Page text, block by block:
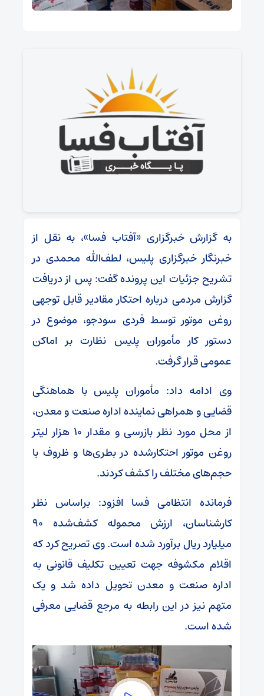
به گزارش خبرگزاری «آفتاب فسا»، به نقل از
خبرنگار خبرگزاری پلیس، لطف‌الله محمدی در
تشریح جزئیات این پرونده گفت: پس از دریافت
گزارش مردمی درباره احتکار مقادیر قابل توجهی
روغن موتور توسط فردی سودجو، موضوع در
دستور کار مأموران پلیس نظارت بر اماکن
عمومی قرار گرفت.
وی ادامه داد: مأموران پلیس با هماهنگی
قضایی و همراهی نماینده اداره صنعت و معدن،
از محل مورد نظر بازرسی و مقدار ۱۰ هزار لیتر
روغن موتور احتکارشده در بطری‌ها و ظروف با
حجم‌های مختلف را کشف کردند.
فرمانده انتظامی فسا افزود: براساس نظر
کارشناسان، ارزش محموله کشف‌شده ۹۰
میلیارد ریال برآورد شده است. وی تصریح کرد که
اقلام مکشوفه جهت تعیین تکلیف قانونی به
اداره صنعت و معدن تحویل داده شد و یک
متهم نیز در این رابطه به مرجع قضایی معرفی
شده است.